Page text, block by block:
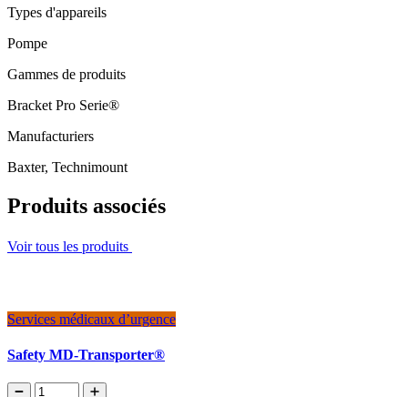
Types d'appareils
Pompe
Gammes de produits
Bracket Pro Serie®
Manufacturiers
Baxter, Technimount
Produits associés
Voir tous les produits
Services médicaux d’urgence
Safety MD-Transporter®